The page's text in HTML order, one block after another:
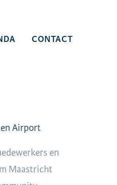
CONTACT
Airport
en
Maastricht